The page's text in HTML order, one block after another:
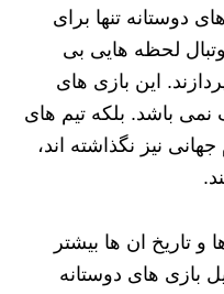
دوستانه تنها برای
لحظه هایی بی
این بازی های
نمی باشد. بلکه تیم های
نیز نگذاشته اند،
و تاریخ ان ها بیشتر
بازی های دوستانه